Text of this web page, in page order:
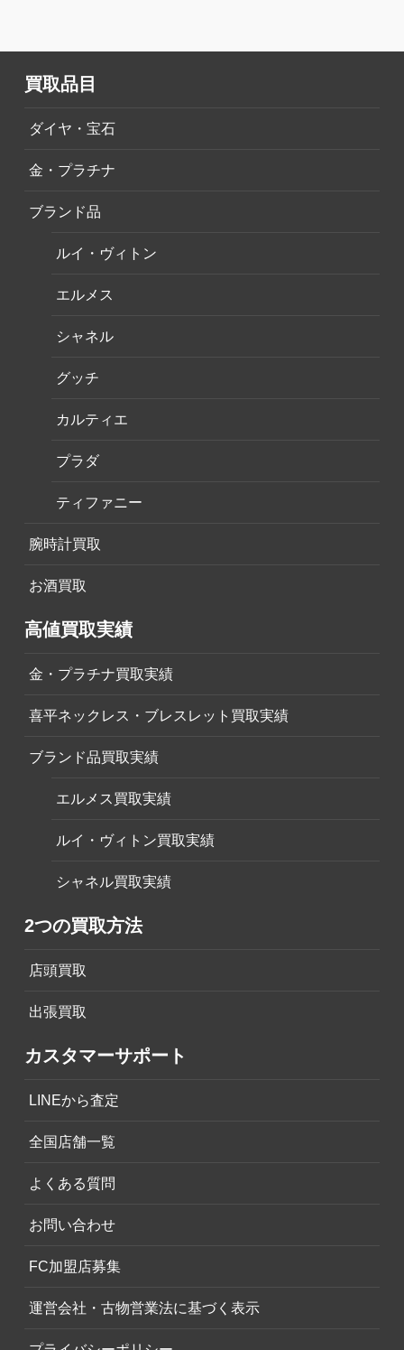
買取品目
ダイヤ・宝石
金・プラチナ
ブランド品
ルイ・ヴィトン
エルメス
シャネル
グッチ
カルティエ
プラダ
ティファニー
腕時計買取
お酒買取
高値買取実績
金・プラチナ買取実績
喜平ネックレス・ブレスレット買取実績
ブランド品買取実績
エルメス買取実績
ルイ・ヴィトン買取実績
シャネル買取実績
2つの買取方法
店頭買取
出張買取
カスタマーサポート
LINEから査定
全国店舗一覧
よくある質問
お問い合わせ
FC加盟店募集
運営会社・古物営業法に基づく表示